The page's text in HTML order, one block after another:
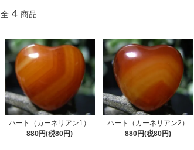
全 4 商品
ハート（カーネリアン1）
880円(税80円)
ハート（カーネリアン2）
880円(税80円)